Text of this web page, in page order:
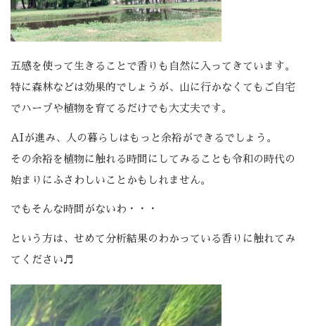
五感を使って生きることで香りも自然に入ってきています。
特に森林などは効果的でしょうが、山に行かなくてもご自宅
でハーブや植物を育てるだけでも大丈夫です。
AIが進み、人の暮らしはもっと余裕ができるでしょう。
その余裕を植物に触れる時間にしてみることも令和の時代の
始まりにふさわしいことかもしれません。
でもそんな時間がないわ・・・
という方は、せめて分析結果のわかっている香りに触れてみ
てください♬